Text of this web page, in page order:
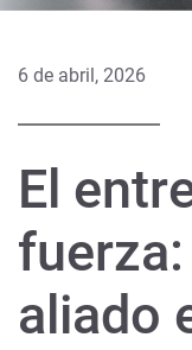
6 de abril, 2026
El
aliado